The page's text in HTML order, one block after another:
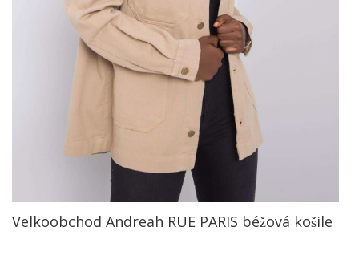
Velkoobchod Andreah RUE PARIS béžová košile